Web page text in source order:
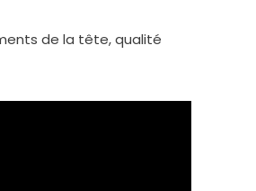
de la tête, qualité